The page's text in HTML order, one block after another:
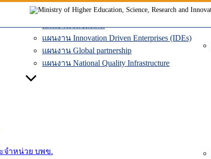
แผนงานระบบคมนาคมแห่งอนาคต
แผนงานโลจิสติกส์
แผนงาน Innovation Driven Enterprises (IDEs)
แผนงาน Global partnership
แผนงาน National Quality Infrastructure
จำหน่วย บพข.